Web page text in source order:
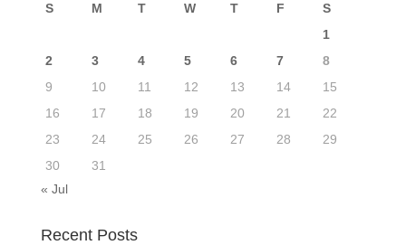
S M T W T F
S
1
2
3 4 5 6 7
8
9
10 11 12 13 14
15
16
17 18 19 20 21
22
23
24 25 26 27 28
29
30
31
« Jul
Recent Posts